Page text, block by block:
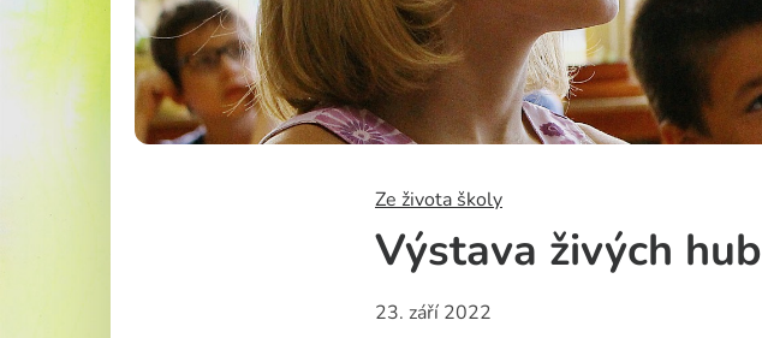
Realizované projekty
Adopce na dálku
Školská rada
Ze života školy
Výstava živých hub
23. září 2022